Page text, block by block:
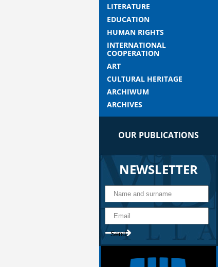
LITERATURE
EDUCATION
HUMAN RIGHTS
INTERNATIONAL
COOPERATION
ART
CULTURAL HERITAGE
ARCHIWUM
ARCHIVES
OUR PUBLICATIONS
NEWSLETTER